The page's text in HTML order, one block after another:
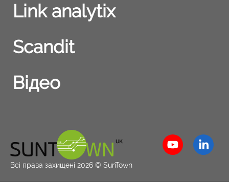
Link analytix
Scandit
Відео
Всі права захищені 2026 © SunTown